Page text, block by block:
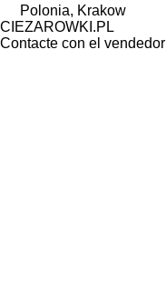
Polonia, Krakow
CIEZAROWKI.PL
Contacte con el vendedor